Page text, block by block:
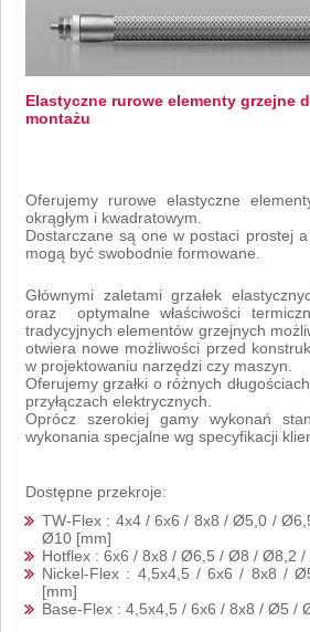
Elastyczne rurowe elementy grzejne
montażu
Oferujemy rurowe elastyczne
okrągłym i kwadratowym.
Dostarczane są one w postaci prostej
mogą być swobodnie formowane.
Głównymi zaletami grzałek
oraz optymalne właściwości
tradycyjnych elementów grzejnych
otwiera nowe możliwości przed
w projektowaniu narzędzi czy maszyn.
Oferujemy grzałki o różnych
przyłączach elektrycznych.
Oprócz szerokiej gamy wykonań
wykonania specjalne wg specyfikacji
Dostępne przekroje:
TW-Flex : 4x4 / 6x6 / 8x8 / Ø5,0 /
Ø10 [mm]
Hotflex : 6x6 / 8x8 / Ø6,5 / Ø8 / Ø8,2
Nickel-Flex : 4,5x4,5 / 6x6 / 8x8 /
[mm]
Base-Flex : 4,5x4,5 / 6x6 / 8x8 / Ø5 /